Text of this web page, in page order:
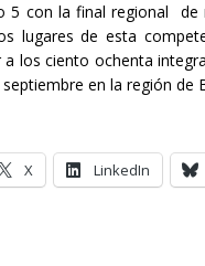
5 con la final regional
lugares de esta
los ciento ochenta
en la región de
X LinkedIn